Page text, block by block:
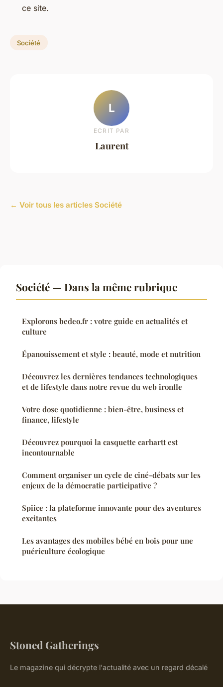
ce site.
Société
L
ECRIT PAR
Laurent
← Voir tous les articles Société
Société — Dans la même rubrique
Explorons bedeo.fr : votre guide en actualités et
culture
Épanouissement et style : beauté, mode et nutrition
Découvrez les dernières tendances technologiques
et de lifestyle dans notre revue du web ironfle
Votre dose quotidienne : bien-être, business et
finance, lifestyle
Découvrez pourquoi la casquette carhartt est
incontournable
Comment organiser un cycle de ciné-débats sur les
enjeux de la démocratie participative ?
Spiice : la plateforme innovante pour des aventures
excitantes
Les avantages des mobiles bébé en bois pour une
puériculture écologique
Stoned Gatherings
Le magazine qui décrypte l'actualité avec un regard décalé